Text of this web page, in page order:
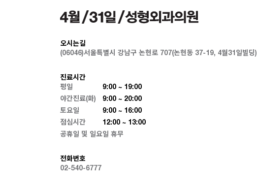
오시는길
(06046)서울특별시 강남구 논현로 707(논현동 37-19, 4월31일빌딩)
진료시간
평일
9:00 ~ 19:00
야간진료(화)
9:00 ~ 20:00
토요일
9:00 ~ 16:00
점심시간
12:00 ~ 13:00
공휴일 및 일요일 휴무
전화번호
02-540-6777